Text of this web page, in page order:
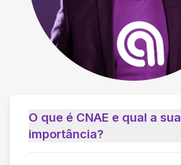
O que é CNAE e qual a sua
importância?